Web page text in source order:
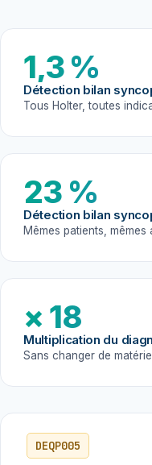
1,3 %
Détection bilan
Tous Holter, toutes
23 %
Détection bilan
Mêmes patients,
× 18
Multiplication du
Sans changer de
DEQP005